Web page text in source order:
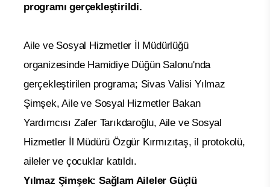
programı gerçekleştirildi.
Aile ve Sosyal Hizmetler İl Müdürlüğü
organizesinde Hamidiye Düğün Salonu'nda
gerçekleştirilen programa; Sivas Valisi Yılmaz
Şimşek, Aile ve Sosyal Hizmetler Bakan
Yardımcısı Zafer Tarıkdaroğlu, Aile ve Sosyal
Hizmetler İl Müdürü Özgür Kırmızıtaş, il protokolü,
aileler ve çocuklar katıldı.
Yılmaz Şimşek: Sağlam Aileler Güçlü